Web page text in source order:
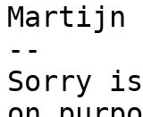
Martijn
--
Sorry